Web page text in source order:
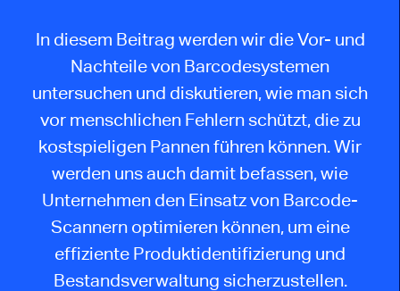
In diesem Beitrag werden wir die Vor- und
Nachteile von Barcodesystemen
untersuchen und diskutieren, wie man sich
vor menschlichen Fehlern schützt, die zu
kostspieligen Pannen führen können. Wir
werden uns auch damit befassen, wie
Unternehmen den Einsatz von Barcode-
Scannern optimieren können, um eine
effiziente Produktidentifizierung und
Bestandsverwaltung sicherzustellen.